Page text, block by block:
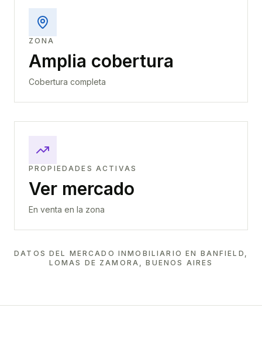
ZONA
Amplia cobertura
Cobertura completa
PROPIEDADES ACTIVAS
Ver mercado
En venta en la zona
DATOS DEL MERCADO INMOBILIARIO EN BANFIELD,
LOMAS DE ZAMORA, BUENOS AIRES